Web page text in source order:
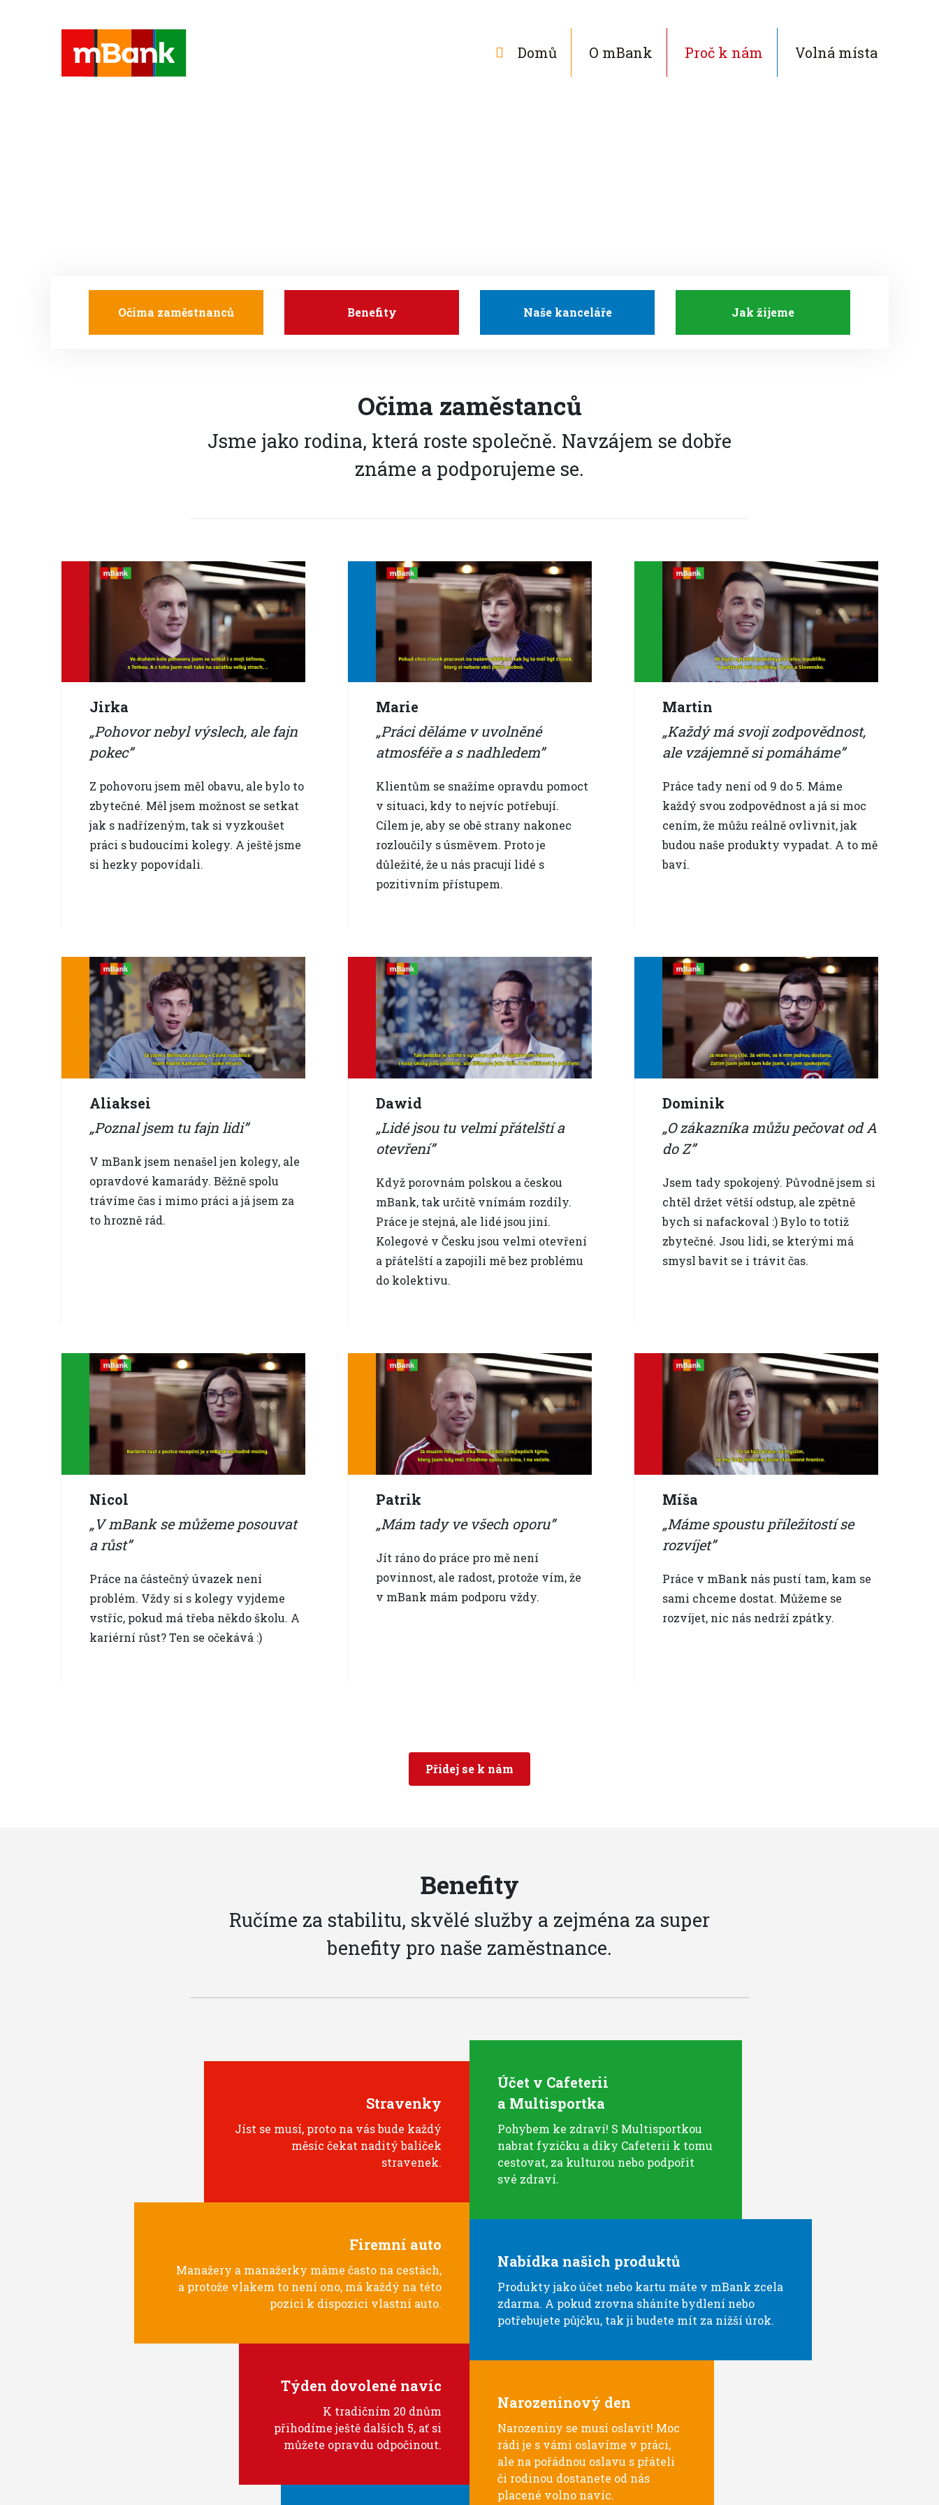
Domů O mBank Proč k nám Volná místa
Očima zaměstnanců Benefity Naše kanceláře Jak žijeme
Očima zaměstanců
Jsme jako rodina, která roste společně. Navzájem se dobře
známe a podporujeme se.
Jirka
Pohovor nebyl výslech, ale fajn
pokec
Z pohovoru jsem měl obavu, ale bylo to
zbytečné. Měl jsem možnost se setkat
jak s nadřízeným, tak si vyzkoušet
práci s budoucími kolegy. A ještě jsme
si hezky popovídali.
Marie
Práci děláme v uvolněné
atmosféře a s nadhledem
Klientům se snažíme opravdu pomoct
v situaci, kdy to nejvíc potřebují.
Cílem je, aby se obě strany nakonec
rozloučily s úsměvem. Proto je
důležité, že u nás pracují lidé s
pozitivním přístupem.
Martin
Každý má svoji zodpovědnost,
ale vzájemně si pomáháme
Práce tady není od 9 do 5. Máme
každý svou zodpovědnost a já si moc
cením, že můžu reálně ovlivnit, jak
budou naše produkty vypadat. A to mě
baví.
Aliaksei
Poznal jsem tu fajn lidi
V mBank jsem nenašel jen kolegy, ale
opravdové kamarády. Běžně spolu
trávíme čas i mimo práci a já jsem za
to hrozně rád.
Dawid
Lidé jsou tu velmi přátelští a
otevření
Když porovnám polskou a českou
mBank, tak určitě vnímám rozdíly.
Práce je stejná, ale lidé jsou jiní.
Kolegové v Česku jsou velmi otevření
a přátelští a zapojili mě bez problému
do kolektivu.
Dominik
O zákazníka můžu pečovat od A
do Z
Jsem tady spokojený. Původně jsem si
chtěl držet větší odstup, ale zpětně
bych si nafackoval :) Bylo to totiž
zbytečné. Jsou lidi, se kterými má
smysl bavit se i trávit čas.
Nicol
V mBank se můžeme posouvat
a růst
Práce na částečný úvazek není
problém. Vždy si s kolegy vyjdeme
vstříc, pokud má třeba někdo školu. A
kariérní růst? Ten se očekává :)
Patrik
Mám tady ve všech oporu
Jít ráno do práce pro mě není
povinnost, ale radost, protože vím, že
v mBank mám podporu vždy.
Míša
Máme spoustu příležitostí se
rozvíjet
Práce v mBank nás pustí tam, kam se
sami chceme dostat. Můžeme se
rozvíjet, nic nás nedrží zpátky.
Přidej se k nám
Benefity
Ručíme za stabilitu, skvělé služby a zejména za super
benefity pro naše zaměstnance.
Stravenky
Jíst se musí, proto na vás bude každý
měsíc čekat naditý balíček
stravenek.
Firemní auto
Manažery a manažerky máme často na cestách,
a protože vlakem to není ono, má každý na této
pozici k dispozici vlastní auto.
Týden dovolené navíc
K tradičním 20 dnům
přihodíme ještě dalších 5, ať si
můžete opravdu odpočinout.
Účet v Cafeterii
a Multisportka
Pohybem ke zdraví! S Multisportkou
nabrat fyzičku a díky Cafeterii k tomu
cestovat, za kulturou nebo podpořit
své zdraví.
Nabídka našich produktů
Produkty jako účet nebo kartu máte v mBank zcela
zdarma. A pokud zrovna sháníte bydlení nebo
potřebujete půjčku, tak ji budete mít za nižší úrok.
Narozeninový den
Narozeniny se musí oslavit! Moc
rádi je s vámi oslavíme v práci,
ale na pořádnou oslavu s přáteli
či rodinou dostanete od nás
placené volno navíc.